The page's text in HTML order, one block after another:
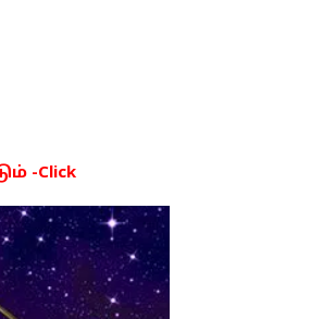
-Click